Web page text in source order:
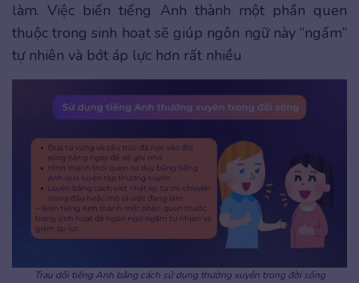
làm. Việc biến tiếng Anh thành một phần quen
thuộc trong sinh hoạt sẽ giúp ngôn ngữ này “ngấm”
tự nhiên và bớt áp lực hơn rất nhiều
Trau dồi tiếng Anh bằng cách sử dụng thường xuyên trong đời sống